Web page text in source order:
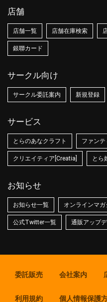
店舗
店舗一覧 店舗在庫検索
銀聯カード
サークル向け
サークル委託案内 新規登録
サービス
とらのあなクラフト ファンテ
クリエイティア[Creatia] とら
お知らせ
お知らせ一覧 オンラインマガ
公式Twitter一覧 通販アップ
委託販売 会社案内
利用規約 個人情報保護